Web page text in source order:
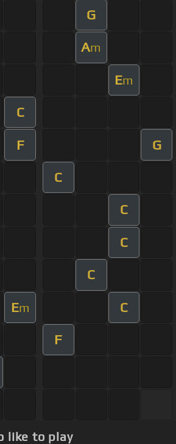
G
Am
Em
C
F G
C
C
C
C
Em C
F
like to play